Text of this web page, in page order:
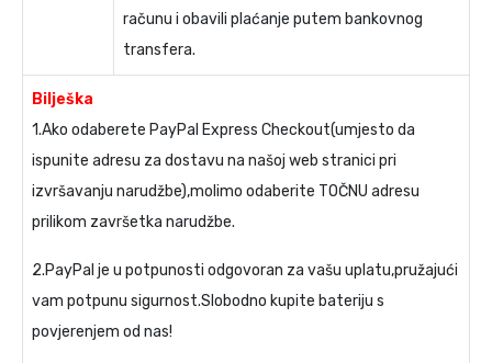
računu i obavili plaćanje putem bankovnog
transfera.
Bilješka
1.Ako odaberete PayPal Express Checkout(umjesto da
ispunite adresu za dostavu na našoj web stranici pri
izvršavanju narudžbe),molimo odaberite TOČNU adresu
prilikom završetka narudžbe.
2.PayPal je u potpunosti odgovoran za vašu uplatu,pružajući
vam potpunu sigurnost.Slobodno kupite bateriju s
povjerenjem od nas!